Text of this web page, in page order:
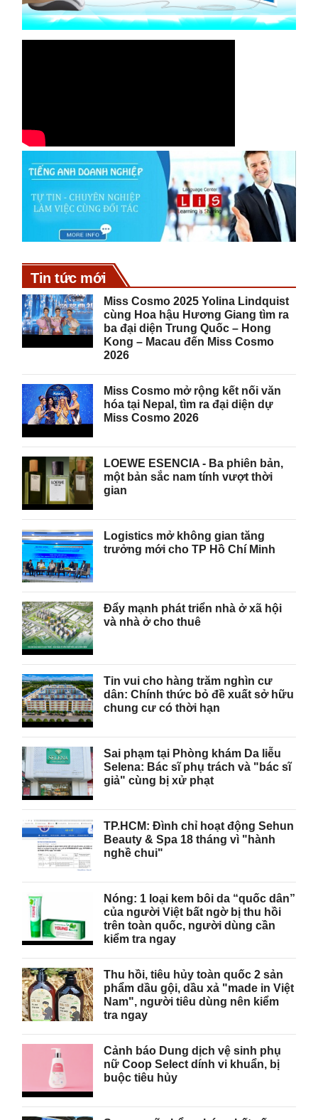
Tin tức mới
Miss Cosmo 2025 Yolina Lindquist
cùng Hoa hậu Hương Giang tìm ra
ba đại diện Trung Quốc – Hong
Kong – Macau đến Miss Cosmo
2026
Miss Cosmo mở rộng kết nối văn
hóa tại Nepal, tìm ra đại diện dự
Miss Cosmo 2026
LOEWE ESENCIA - Ba phiên bản,
một bản sắc nam tính vượt thời
gian
Logistics mở không gian tăng
trưởng mới cho TP Hồ Chí Minh
Đẩy mạnh phát triển nhà ở xã hội
và nhà ở cho thuê
Tin vui cho hàng trăm nghìn cư
dân: Chính thức bỏ đề xuất sở hữu
chung cư có thời hạn
Sai phạm tại Phòng khám Da liễu
Selena: Bác sĩ phụ trách và "bác sĩ
giả" cùng bị xử phạt
TP.HCM: Đình chỉ hoạt động Sehun
Beauty & Spa 18 tháng vì "hành
nghề chui"
Nóng: 1 loại kem bôi da “quốc dân”
của người Việt bất ngờ bị thu hồi
trên toàn quốc, người dùng cần
kiểm tra ngay
Thu hồi, tiêu hủy toàn quốc 2 sản
phẩm dầu gội, dầu xả "made in Việt
Nam", người tiêu dùng nên kiểm
tra ngay
Cảnh báo Dung dịch vệ sinh phụ
nữ Coop Select dính vi khuẩn, bị
buộc tiêu hủy